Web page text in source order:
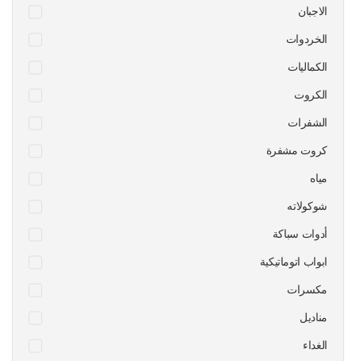
الاجبان
الخردوات
الكماليات
الكروت
الشفرات
كروت مشفرة
مياه
شوكولاته
أدوات سباكة
ابواب اتوماتيكية
مكسرات
مناديل
الغداء